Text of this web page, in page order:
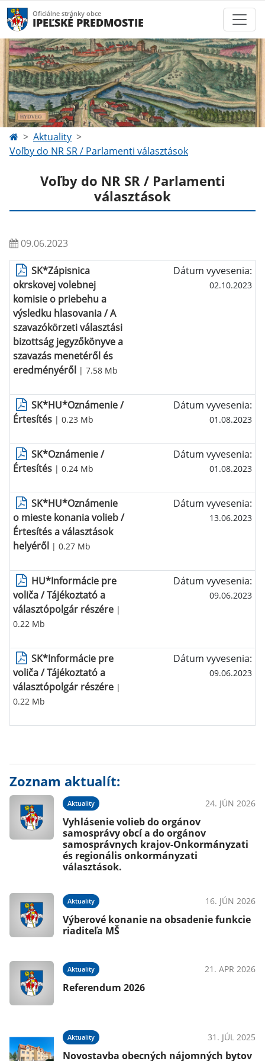
Oficiálne stránky obce
IPEĽSKÉ PREDMOSTIE
Aktuality
Voľby do NR SR / Parlamenti választások
Voľby do NR SR / Parlamenti
választások
09.06.2023
SK*Zápisnica
okrskovej volebnej
komisie o priebehu a
výsledku hlasovania / A
szavazókörzeti választási
bizottság jegyzőkönyve a
szavazás menetéről és
eredményéről | 7.58 Mb
Dátum vyvesenia:
02.10.2023
SK*HU*Oznámenie /
Értesítés | 0.23 Mb
Dátum vyvesenia:
01.08.2023
SK*Oznámenie /
Értesítés | 0.24 Mb
Dátum vyvesenia:
01.08.2023
SK*HU*Oznámenie
o mieste konania volieb /
Értesítés a választások
helyéről | 0.27 Mb
Dátum vyvesenia:
13.06.2023
HU*Informácie pre
voliča / Tájékoztató a
választópolgár részére |
0.22 Mb
Dátum vyvesenia:
09.06.2023
SK*Informácie pre
voliča / Tájékoztató a
választópolgár részére |
0.22 Mb
Dátum vyvesenia:
09.06.2023
Zoznam aktualít:
Aktuality 24. JÚN 2026
Vyhlásenie volieb do orgánov
samosprávy obcí a do orgánov
samosprávnych krajov-Onkormányzati
és regionális onkormányzati
választások.
Aktuality 16. JÚN 2026
Výberové konanie na obsadenie funkcie
riaditeľa MŠ
Aktuality 21. APR 2026
Referendum 2026
Aktuality 31. JÚL 2025
Novostavba obecných nájomných bytov